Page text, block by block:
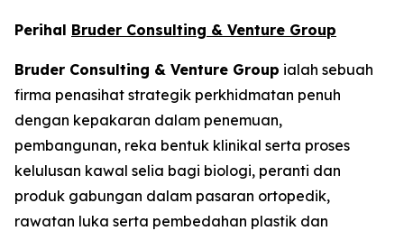
Perihal Bruder Consulting & Venture Group
Bruder Consulting & Venture Group ialah sebuah
firma penasihat strategik perkhidmatan penuh
dengan kepakaran dalam penemuan,
pembangunan, reka bentuk klinikal serta proses
kelulusan kawal selia bagi biologi, peranti dan
produk gabungan dalam pasaran ortopedik,
rawatan luka serta pembedahan plastik dan